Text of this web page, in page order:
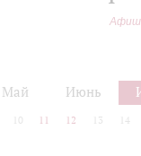
Май Июнь
10 11 12 13 14